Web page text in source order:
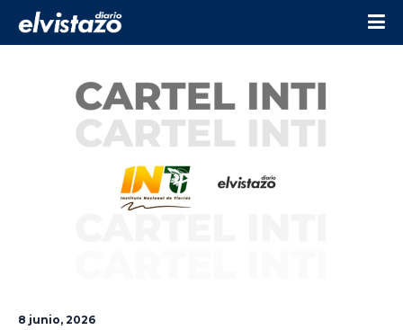
8 junio, 2026